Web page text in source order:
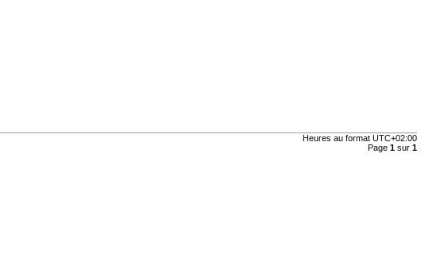
Heures au format UTC+02:00
Page 1sur 1